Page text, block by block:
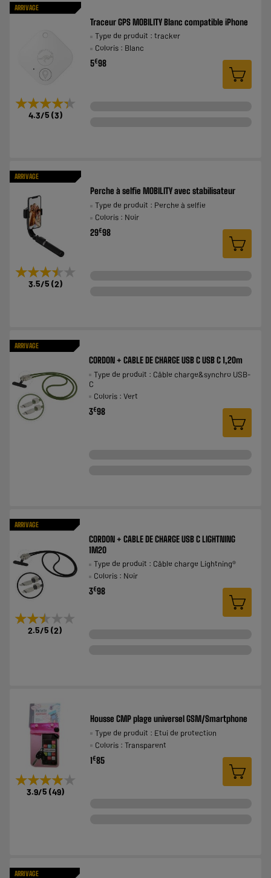
ARRIVAGE
★★★★★
★★★★★
4.3/5 (3)
Traceur GPS MOBILITY Blanc compatible iPhone
Type de produit : tracker
Coloris : Blanc
5€98
ARRIVAGE
★★★★★
★★★★★
3.5/5 (2)
Perche à selfie MOBILITY avec stabilisateur
Type de produit : Perche à selfie
Coloris : Noir
29€98
ARRIVAGE
CORDON + CABLE DE CHARGE USB C USB C 1,20m
Type de produit : Câble charge&synchro USB-
C
Coloris : Vert
3€98
ARRIVAGE
★★★★★
★★★★★
2.5/5 (2)
CORDON + CABLE DE CHARGE USB C LIGHTNING
1M20
Type de produit : Câble charge Lightning®
Coloris : Noir
3€98
★★★★★
★★★★★
3.9/5 (49)
Housse CMP plage universel GSM/Smartphone
Type de produit : Etui de protection
Coloris : Transparent
1€85
ARRIVAGE